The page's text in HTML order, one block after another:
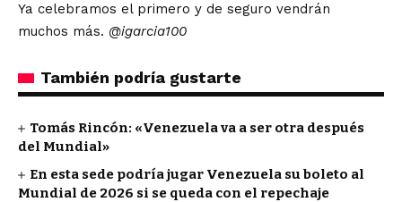
Ya celebramos el primero y de seguro vendrán
muchos más. @igarcia100
También podría gustarte
Tomás Rincón: «Venezuela va a ser otra después
del Mundial»
En esta sede podría jugar Venezuela su boleto al
Mundial de 2026 si se queda con el repechaje